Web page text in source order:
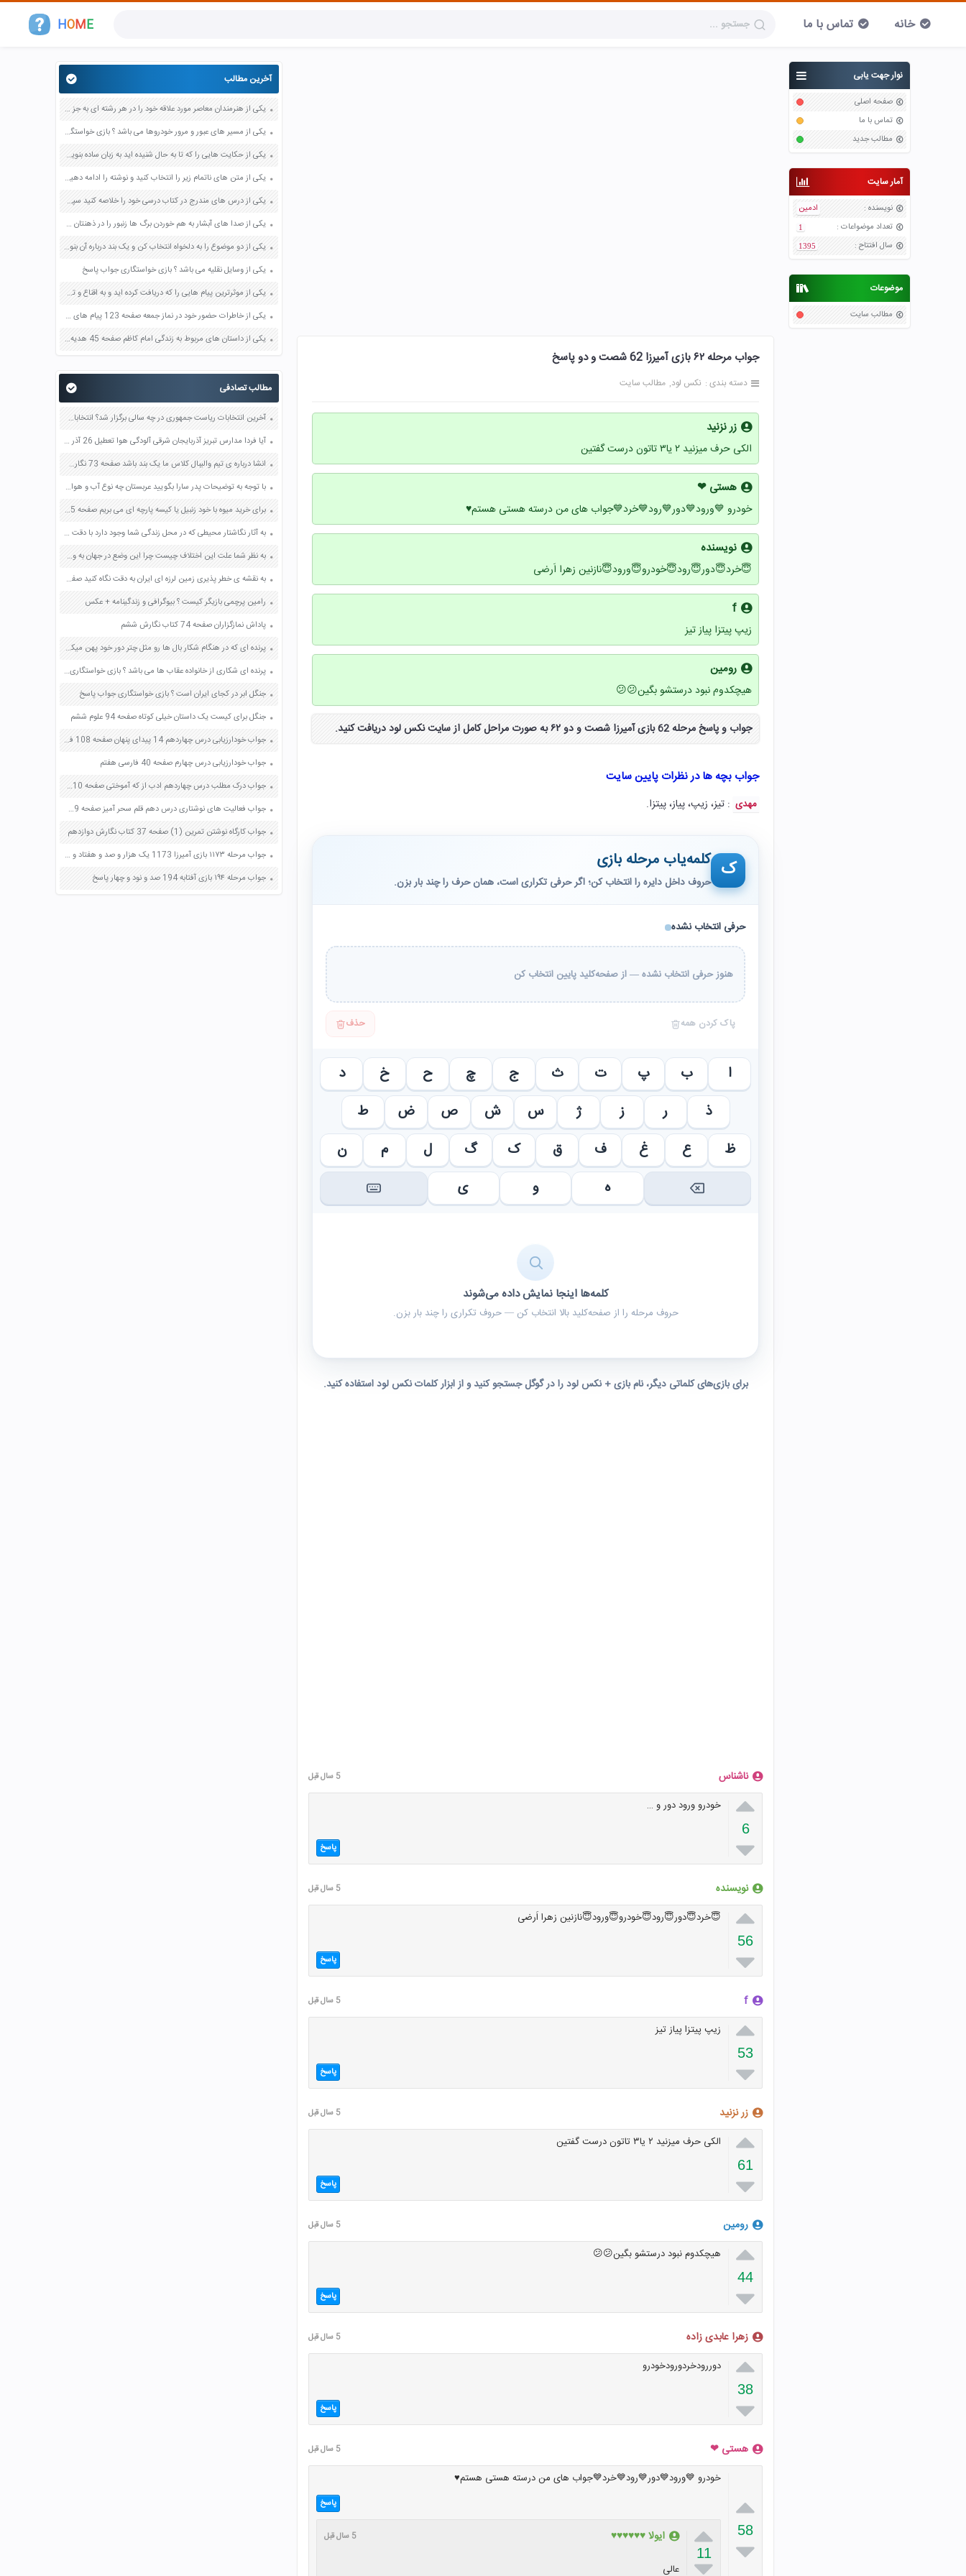
HOME خانه تماس با ما
نوار جهت یابی
صفحه اصلی
تماس با ما
مطالب جدید
آمار سایت
نویسنده :
ادمین
تعداد موضواعات :
1
سال افتتاح :
1395
موضوعات
مطالب سایت
جواب مرحله ۶۲ بازی آمیرزا 62 شصت و دو پاسخ
دسته بندی : نکس لود مطالب سایت
زر نزنید
الکی حرف میزنید ۲ یا۳ تاتون درست گفتین
هستی ❤
خودرو 💙ورود💙دور💙رود💙خرد💙جواب های من درسته هستی هستم♥️
نویسنده
😇خرد😇دور😇رود😇خودرو😇ورود😇نازنین زهرا اَرضی
f
زیپ پیتزا پیاز تیز
رومین
هیچکدوم نبود درستشو بگین😕😕
جواب و پاسخ مرحله 62 بازی آمیرزا شصت و دو ۶۲ به صورت مراحل کامل از سایت نکس لود دریافت کنید.
جواب بچه ها در نظرات پایین سایت
مهدی : تیز، زیپ، پیاز، پیتزا.
ک کلمه‌یاب مرحله بازی
حروف داخل دایره را انتخاب کن؛ اگر حرفی تکراری است، همان حرف را چند بار بزن.
حرفی انتخاب نشده
هنوز حرفی انتخاب نشده — از صفحه‌کلید پایین انتخاب کن
پاک کردن همه حذف
ا ب پ ت ث ج چ ح خ
د
ذ
ر ز ژ س ش ص ض
ط
ظ
ع غ ف ق ک گ ل م
ن
ه
و ی
کلمه‌ها اینجا نمایش داده می‌شوند
حروف مرحله را از صفحه‌کلید بالا انتخاب کن — حروف تکراری را چند بار بزن.
برای بازی‌های کلماتی دیگر، نام بازی + نکس لود را در گوگل جستجو کنید و از ابزار کلمات نکس لود استفاده کنید.
ناشناس 5 سال قبل

6

خودرو ورود دور و …
پاسخ
نویسنده 5 سال قبل

56

😇خرد😇دور😇رود😇خودرو😇ورود😇نازنین زهرا اَرضی
پاسخ
f 5 سال قبل

53

زیپ پیتزا پیاز تیز
پاسخ
زر نزنید 5 سال قبل

61

الکی حرف میزنید ۲ یا۳ تاتون درست گفتین
پاسخ
رومین 5 سال قبل

44

هیچکدوم نبود درستشو بگین😕😕
پاسخ
زهرا عابدی زاده 5 سال قبل

38

دوررودخردورودخودرو
پاسخ
هستی ❤ 5 سال قبل

58

خودرو 💙ورود💙دور💙رود💙خرد💙جواب های من درسته هستی هستم♥️
پاسخ

11

ایولا ♥♥♥♥♥♥ 5 سال قبل
عالی
آخرین مطالب
یکی از هنرمندان معاصر مورد علاقه خود را در هر رشته ای به جز عکاسی صفحه 69 فرهنگ و هنر نهم
یکی از مسیر های عبور و مرور خودروها می باشد ؟ بازی خواستگاری جواب پاسخ
یکی از حکایت هایی را که تا به حال شنیده اید به زبان ساده بنویسید صفحه 97 نگارش ششم دبستان
یکی از متن های ناتمام زیر را انتخاب کنید و نوشته را ادامه دهید صفحه 73 و 74 کتاب نگارش فارسی پنجم دبستان
یکی از درس های مندرج در کتاب درسی خود را خلاصه کنید سپس متن خلاصه شده را با بهره گیری از روش های دسته بندی نمودار جدول نقشه مفهومی نشان دهید صفحه 118 نگارش یازدهم
یکی از صدا های آبشار به هم خوردن برگ ها زنبور را در ذهنتان مجسم کنید و درباره آن یک بند بنویسید صفحه 11 نگارش پنجم
یکی از دو موضوع را به دلخواه انتخاب کن و یک بند درباره آن بنویس صفحه 35 کتاب نگارش فارسی سوم
یکی از وسایل نقلیه می باشد ؟ بازی خواستگاری جواب پاسخ
یکی از موثرترین پیام هایی را که دریافت کرده اید و به اقناع و تغییری جدی در شما منجر شده است برسی کنید و علت این تاثیر گذاری قابل توجه را بنویسید صفحه 52 تفکر و سواد رسانه ای دهم
یکی از خاطرات حضور خود در نماز جمعه صفحه 123 پیام های آسمان هفتم
یکی از داستان های مربوط به زندگی امام کاظم صفحه 45 هدیه های آسمان چهارم
مطالب تصادفی
آخرین انتخابات ریاست جمهوری در چه سالی برگزار شد؟ انتخابات بعدی در چه سالی خواهد بود؟ در آن زمان شما چند سال دارید؟ آیا شرط سنی شرکت در انتخابات را خواهید داشت؟ صفحه 17 مطالعات اجتماعی هشتم
آیا فردا مدارس تبریز آذربایجان شرقی آلودگی هوا تعطیل 26 آذر ماه 96 تعطیلی
انشا درباره ی تیم والیبال كلاس ما یک بند باشد صفحه 73 نگارش هفتم
با توجه به توضیحات پدر سارا بگویید عربستان چه نوع آب و هوایی دارد؟ صفحه 83 مطالعات اجتماعی پنجم
برای خرید میوه با خود زنبیل یا کیسه پارچه ای می بریم صفحه 45 علوم هفتم
به آثار نگاشتار محیطی که در محل زندگی شما وجود دارد با دقت نگاه کنید چند نمونه خوب را انتخاب و برای بحث در کلاس از آنها عکاسی کنید صفحه 55 فرهنگ و هنر نهم
به نظر شما علت این اختلاف چیست چرا این وضع در جهان به وجود آمده است صفحه 119 پیام های آسمان نهم
به نقشه ی خطر پذیری زمین لرزه ای ایران به دقت نگاه کنید صفحه 88 آمادگی دفاعی نهم
رامین پرچمی بازیگر کیست ؟ بیوگرافی و زندگینامه + عکس
پاداش نمازگزاران صفحه 74 کتاب نگارش ششم
پرنده ای که در هنگام شکار بال ها رو مثل چتر دور خود پهن میکند ؟ بازی خواستگاری جواب پاسخ
پرنده ای شکاری از خانواده عقاب ها می باشد ؟ بازی خواستگاری جواب پاسخ
جنگل ابر در کجای ایران است ؟ بازی خواستگاری جواب پاسخ
جنگل برای کیست یک داستان خیلی کوتاه صفحه 94 علوم ششم
جواب خودارزیابی درس چهاردهم 14 پیدای پنهان صفحه 108 فارسی نهم
جواب خودارزیابی درس چهارم صفحه 40 فارسی هفتم
جواب درک مطلب درس چهاردهم ادب از که آموختی صفحه 110 فارسی چهارم
جواب فعالیت های نوشتاری درس دهم قلم سحر آمیز صفحه 79 فارسی هشتم
جواب کارگاه نوشتن تمرین (1) صفحه 37 کتاب نگارش دوازدهم
جواب مرحله ۱۱۷۳ بازی آمیرزا 1173 یک هزار و صد و هفتاد و سه پاسخ
جواب مرحله ۱۹۴ بازی آفتابه 194 صد و نود و چهار پاسخ